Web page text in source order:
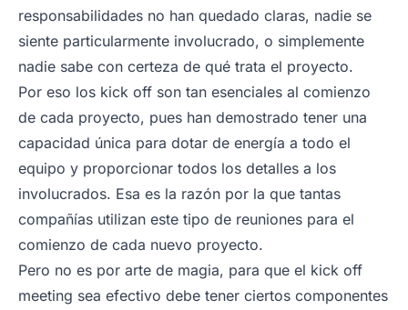
responsabilidades no han quedado claras, nadie se
siente particularmente involucrado, o simplemente
nadie sabe con certeza de qué trata el proyecto.
Por eso los kick off son tan esenciales al comienzo
de cada proyecto, pues han demostrado tener una
capacidad única para dotar de energía a todo el
equipo y proporcionar todos los detalles a los
involucrados. Esa es la razón por la que tantas
compañías utilizan este tipo de reuniones para el
comienzo de cada nuevo proyecto.
Pero no es por arte de magia, para que el kick off
meeting sea efectivo debe tener ciertos componentes